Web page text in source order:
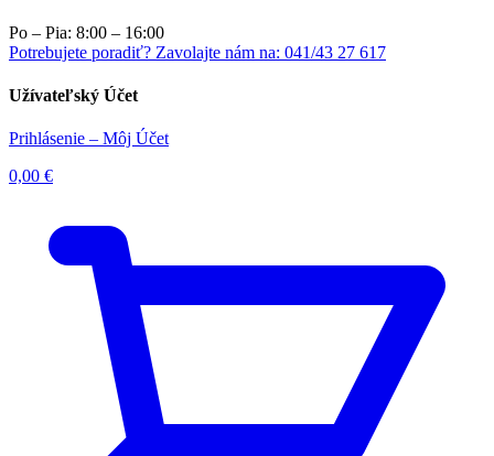
Po – Pia: 8:00 – 16:00
Potrebujete poradiť? Zavolajte nám na: 041/43 27 617
Užívateľský Účet
Prihlásenie – Môj Účet
0,00 €